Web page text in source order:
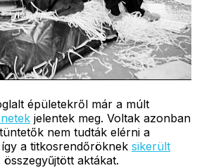
épületekről már a múlt
jelentek meg. Voltak azonban
nem tudták elérni a
a titkosrendőröknek sikerült
összegyűjtött aktákat.